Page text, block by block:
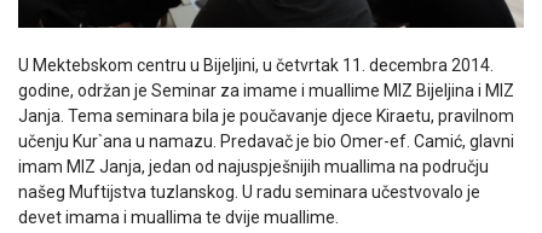
U Mektebskom centru u Bijeljini, u četvrtak 11. decembra 2014.
godine, održan je Seminar za imame i muallime MIZ Bijeljina i MIZ
Janja. Tema seminara bila je poučavanje djece Kiraetu, pravilnom
učenju Kur`ana u namazu. Predavač je bio Omer-ef. Camić, glavni
imam MIZ Janja, jedan od najuspješnijih muallima na području
našeg Muftijstva tuzlanskog. U radu seminara učestvovalo je
devet imama i muallima te dvije muallime.